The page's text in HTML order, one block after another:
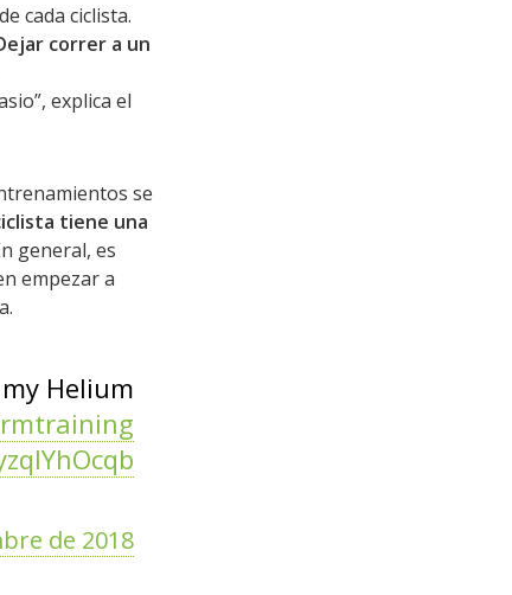
cada ciclista.
correr a un
explica el
se
tiene una
general, es
empezar a
Helium
de 2018